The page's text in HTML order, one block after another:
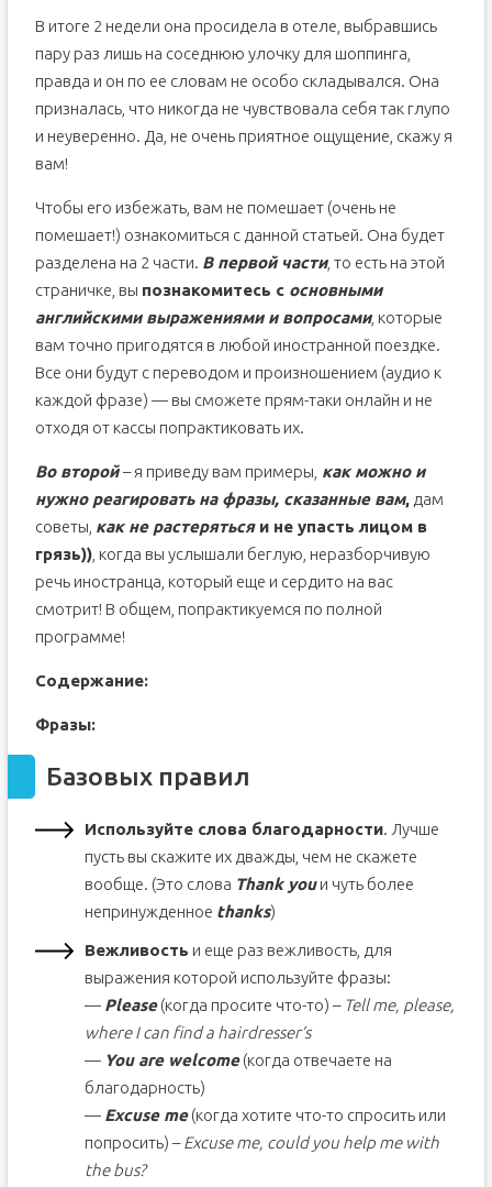
В итоге 2 недели она просидела в отеле, выбравшись
пару раз лишь на соседнюю улочку для шоппинга,
правда и он по ее словам не особо складывался. Она
призналась, что никогда не чувствовала себя так глупо
и неуверенно. Да, не очень приятное ощущение, скажу я
вам!
Чтобы его избежать, вам не помешает (очень не
помешает!) ознакомиться с данной статьей. Она будет
разделена на 2 части. В первой части, то есть на этой
страничке, вы познакомитесь с основными
английскими выражениями и вопросами, которые
вам точно пригодятся в любой иностранной поездке.
Все они будут с переводом и произношением (аудио к
каждой фразе) — вы сможете прям-таки онлайн и не
отходя от кассы попрактиковать их.
Во второй – я приведу вам примеры, как можно и
нужно реагировать на фразы, сказанные вам,дам
советы, как не растерятьсяи не упасть лицом в
грязь)), когда вы услышали беглую, неразборчивую
речь иностранца, который еще и сердито на вас
смотрит! В общем, попрактикуемся по полной
программе!
Содержание:
Фразы:
Базовых правил
Используйте слова благодарности. Лучше
пусть вы скажите их дважды, чем не скажете
вообще. (Это слова Thank youи чуть более
непринужденное thanks)
Вежливость и еще раз вежливость, для
выражения которой используйте фразы:
— Please(когда просите что-то) – Tell me, please,
where I can find a hairdresser’s
— You are welcome(когда отвечаете на
благодарность)
— Excuse me(когда хотите что-то спросить или
попросить) –Excuse me, could you help me with
the bus?